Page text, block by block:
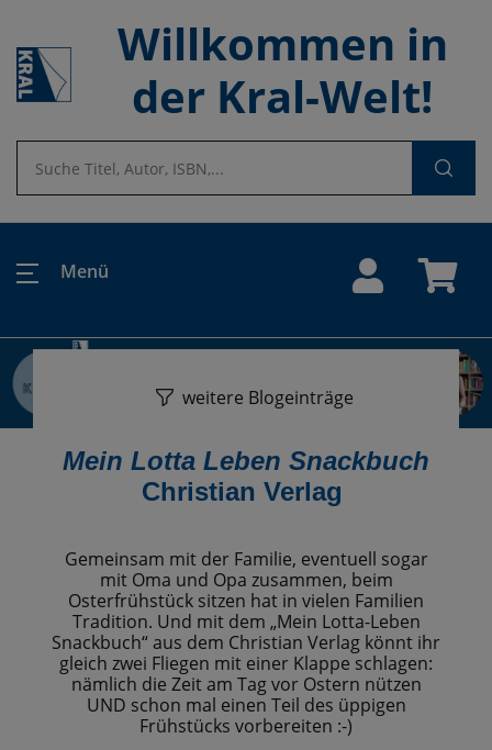
Willkommen in
der Kral-Welt!
Menü
weitere Blogeinträge
Mein Lotta Leben Snackbuch
Christian Verlag
Gemeinsam mit der Familie, eventuell sogar
mit Oma und Opa zusammen, beim
Osterfrühstück sitzen hat in vielen Familien
Tradition. Und mit dem „Mein Lotta-Leben
Snackbuch“ aus dem Christian Verlag könnt ihr
gleich zwei Fliegen mit einer Klappe schlagen:
nämlich die Zeit am Tag vor Ostern nützen
UND schon mal einen Teil des üppigen
Frühstücks vorbereiten :-)